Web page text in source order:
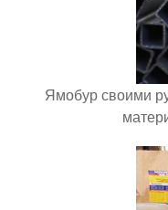
Ямобур своими